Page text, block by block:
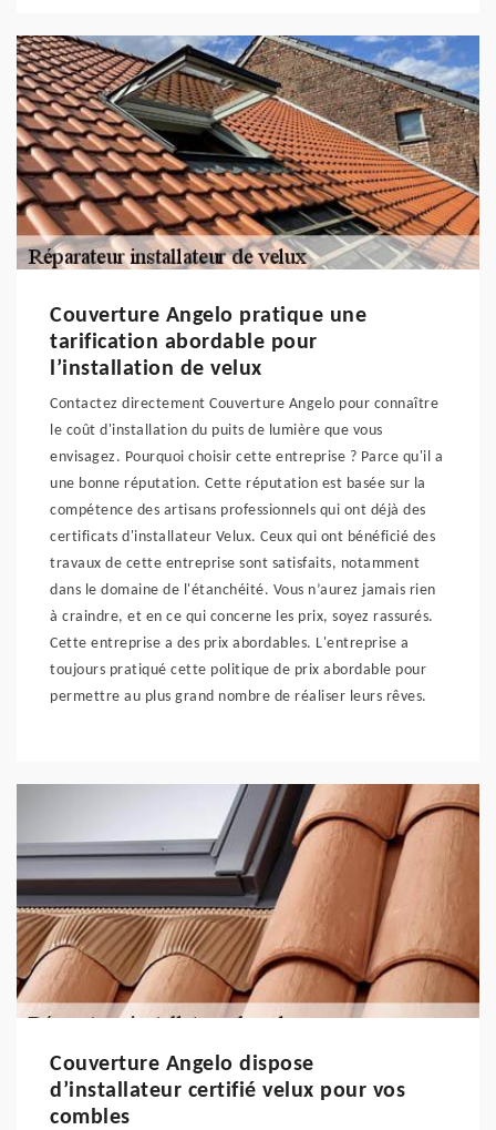
Couverture Angelo pratique une
tarification abordable pour
l’installation de velux
Contactez directement Couverture Angelo pour connaître
le coût d'installation du puits de lumière que vous
envisagez. Pourquoi choisir cette entreprise ? Parce qu'il a
une bonne réputation. Cette réputation est basée sur la
compétence des artisans professionnels qui ont déjà des
certificats d'installateur Velux. Ceux qui ont bénéficié des
travaux de cette entreprise sont satisfaits, notamment
dans le domaine de l'étanchéité. Vous n’aurez jamais rien
à craindre, et en ce qui concerne les prix, soyez rassurés.
Cette entreprise a des prix abordables. L'entreprise a
toujours pratiqué cette politique de prix abordable pour
permettre au plus grand nombre de réaliser leurs rêves.
Couverture Angelo dispose
d’installateur certifié velux pour vos
combles